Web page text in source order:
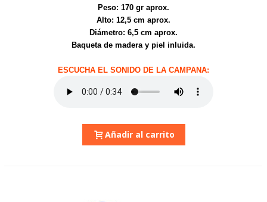
Peso: 170 gr aprox.
Alto: 12,5 cm aprox.
Diámetro: 6,5 cm aprox.
Baqueta de madera y piel inluida.
ESCUCHA EL SONIDO DE LA CAMPANA:
Añadir al carrito